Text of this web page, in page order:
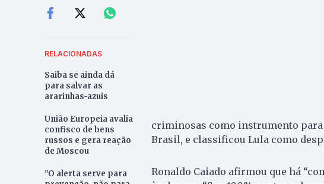
RELACIONADAS
Saiba se ainda dá
para salvar as
ararinhas-azuis
União Europeia avalia
confisco de bens
russos e gera reação
de Moscou
"O alerta serve para
criminosas como instrumento
Brasil, e classificou Lula como
Ronaldo Caiado afirmou que há